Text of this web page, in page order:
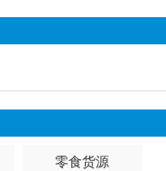
零食货源